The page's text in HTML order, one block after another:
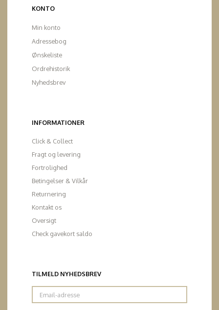
KONTO
Min konto
Adressebog
Ønskeliste
Ordrehistorik
Nyhedsbrev
INFORMATIONER
Click & Collect
Fragt og levering
Fortrolighed
Betingelser & Vilkår
Returnering
Kontakt os
Oversigt
Check gavekort saldo
TILMELD NYHEDSBREV
Email-
adresse